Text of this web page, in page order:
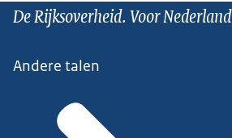
De Rijksoverheid. Voor Nederland
Andere talen